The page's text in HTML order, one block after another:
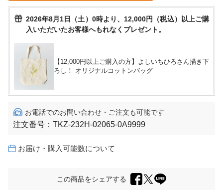
2026年8月1日（土）0時より、12,000円（税込）以上ご購
入いただいたお客様へもれなくプレゼント。
【12,000円以上ご購入の方】よしいちひろさん描き下
ろし！ オリジナルコットンバッグ
お電話でのお問い合わせ・ご注文も可能です
注文番号： TKZ-232H-02065-0A9999
お届け・購入可能数について
この商品をシェアする